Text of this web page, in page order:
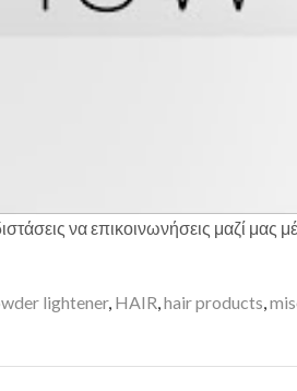
να επικοινωνήσεις μαζί μας
lightener, HAIR,hair products,